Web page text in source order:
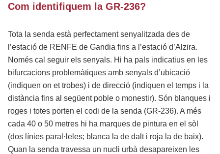
Com identifiquem la GR-236?
Tota la senda està perfectament senyalitzada des de
l’estació de RENFE de Gandia fins a l’estació d’Alzira.
Només cal seguir els senyals. Hi ha pals indicatius en les
bifurcacions problemàtiques amb senyals d’ubicació
(indiquen on et trobes) i de direcció (indiquen el temps i la
distància fins al següent poble o monestir). Són blanques i
roges i totes porten el codi de la senda (GR-236). A més
cada 40 o 50 metres hi ha marques de pintura en el sòl
(dos línies paral·leles; blanca la de dalt i roja la de baix).
Quan la senda travessa un nucli urbà desapareixen les